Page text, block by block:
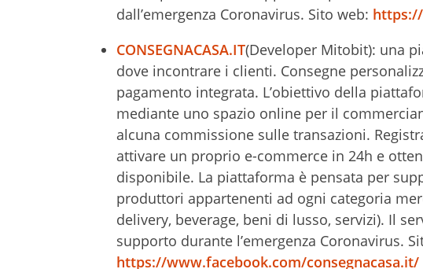
dall’emergenza Coronavirus. Sito web:
CONSEGNACASA.IT(Developer Mitobit): una
dove incontrare i clienti. Consegne
pagamento integrata. L’obiettivo della
mediante uno spazio online per il
alcuna commissione sulle transazioni.
attivare un proprio e-commerce in 24h e
disponibile. La piattaforma è pensata per
produttori appartenenti ad ogni categoria
delivery, beverage, beni di lusso, servizi). Il
supporto durante l’emergenza Coronavirus.
https://www.facebook.com/consegnacasa.it/